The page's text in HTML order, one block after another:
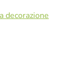
decorazione